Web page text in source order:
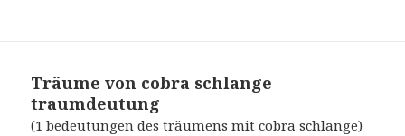
Träume von cobra schlange
traumdeutung
(1 bedeutungen des träumens mit cobra schlange)